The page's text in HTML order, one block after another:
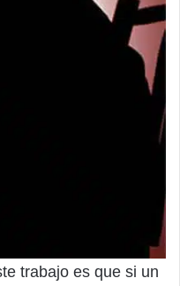
trabajo es que si un